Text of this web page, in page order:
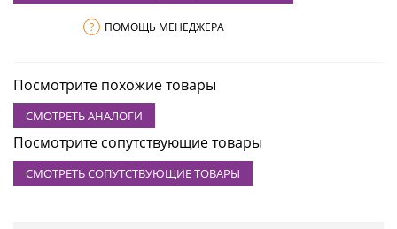
? ПОМОЩЬ МЕНЕДЖЕРА
Посмотрите похожие товары
СМОТРЕТЬ АНАЛОГИ
Посмотрите сопутствующие товары
СМОТРЕТЬ СОПУТСТВУЮЩИЕ ТОВАРЫ